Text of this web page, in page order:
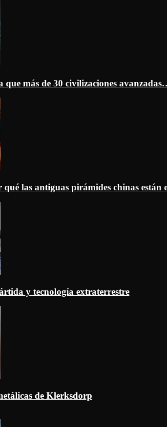
más de 30 civilizaciones
las antiguas pirámides chinas están
y tecnología extraterrestre
de Klerksdorp